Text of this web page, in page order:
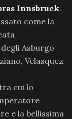
Innsbruck.
come la
Asburgo
Velasquez
cui lo
e la bellissima